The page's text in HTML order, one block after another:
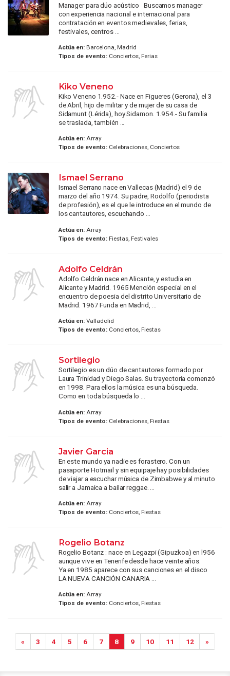
Manager para dúo acústico Buscamos manager
con experiencia nacional e internacional para
contratación en eventos medievales, ferias,
festivales, centros ...
Actúa en:Barcelona, Madrid
Tipos de evento:Conciertos, Ferias
Kiko Veneno
Kiko Veneno 1.952.- Nace en Figueres (Gerona), el 3
de Abril, hijo de militar y de mujer de su casa de
Sidamunt (Lérida), hoy Sidamon. 1.954.- Su familia
se traslada, también ...
Actúa en:Array
Tipos de evento:Celebraciones, Conciertos
Ismael Serrano
Ismael Serrano nace en Vallecas (Madrid) el 9 de
marzo del año 1974. Su padre, Rodolfo (periodista
de profesión), es el que le introduce en el mundo de
los cantautores, escuchando ...
Actúa en:Array
Tipos de evento:Fiestas, Festivales
Adolfo Celdrán
Adolfo Celdrán nace en Alicante, y estudia en
Alicante y Madrid. 1965 Mención especial en el
encuentro de poesia del distrito Universitario de
Madrid. 1967 Funda en Madrid, ...
Actúa en:Valladolid
Tipos de evento:Conciertos, Fiestas
Sortilegio
Sortilegio es un dúo de cantautores formado por
Laura Trinidad y Diego Salas. Su trayectoria comenzó
en 1998. Para ellos la música es una búsqueda.
Como en toda búsqueda lo ...
Actúa en:Array
Tipos de evento:Celebraciones, Fiestas
Javier Garcia
En este mundo ya nadie es forastero. Con un
pasaporte Hotmail y sin equipaje hay posibilidades
de viajar a escuchar música de Zimbabwe y al minuto
salir a Jamaica a bailar reggae. ...
Actúa en:Array
Tipos de evento:Conciertos, Fiestas
Rogelio Botanz
Rogelio Botanz : nace en Legazpi (Gipuzkoa) en l956
aunque vive en Tenerife desde hace veinte años.
Ya en 1985 aparece con sus canciones en el disco
LA NUEVA CANCIÓN CANARIA ...
Actúa en:Array
Tipos de evento:Conciertos, Fiestas
« 3 4 5 6 7 8 9 10 11 12 »